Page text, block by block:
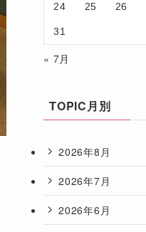
24 25 26
31
« 7月
TOPIC月別
2026年8月
2026年7月
2026年6月